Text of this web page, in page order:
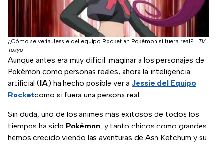
¿Cómo se vería Jessie del equipo Rocket en Pokémon si fuera real?
TV
Tokyo
Aunque antes era muy difícil imaginar a los personajes de
Pokémon como personas reales, ahora la inteligencia
artificial (IA) ha hecho posible ver a Jessie del Equipo
Rocketcomo si fuera una persona real.
Sin duda, uno de los animes más exitosos de todos los
tiempos ha sido Pokémon, y tanto chicos como grandes
hemos crecido viendo las aventuras de Ash Ketchum y su